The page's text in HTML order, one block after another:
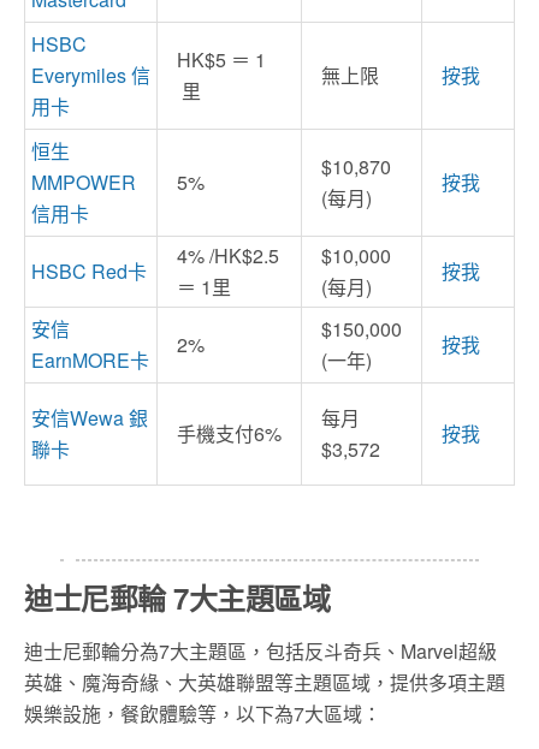
HSBC
Everymiles 信
用卡
HK$5 ＝ 1
里
無上限 按我
恒生
MMPOWER
信用卡
5%
$10,870
(每月)
按我
HSBC Red卡
4% /HK$2.5
＝ 1里
$10,000
(每月)
按我
安信
EarnMORE卡
2%
$150,000
(一年)
按我
安信Wewa 銀
聯卡
手機支付6%
每月
$3,572
按我
迪士尼郵輪 7大主題區域
迪士尼郵輪分為7大主題區，包括反斗奇兵、Marvel超級
英雄、魔海奇緣、大英雄聯盟等主題區域，提供多項主題
娛樂設施，餐飲體驗等，以下為7大區域：